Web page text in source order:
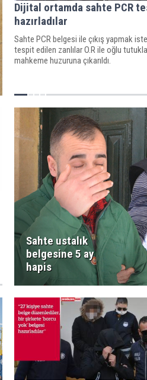
Dijital ortamda sahte PCR
hazırladılar
Sahte PCR belgesi ile çıkış yapmak
tespit edilen zanlılar O.R ile oğlu
mahkeme huzuruna çıkarıldı.
Sahte ustalık
belgesine 5 ay
hapis